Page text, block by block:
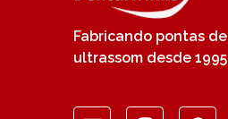
Fabricando pontas de
ultrassom desde 1995